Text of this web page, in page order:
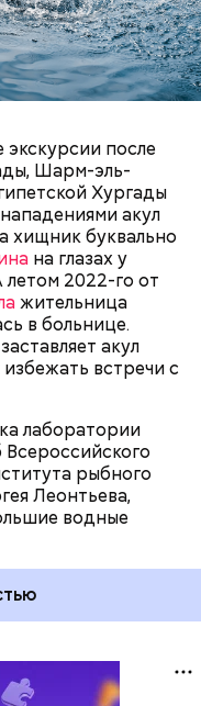
экскурсии после
Шарм-эль-
Хургады
акул
хищник буквально
на глазах у
2022-го от
жительница
в больнице.
акул
встречи с
лаборатории
рыбного
Леонтьева,
водные
когда
с надувными
средств
рыб, — сказал
РЫБА